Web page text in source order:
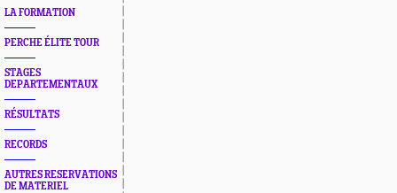
LA FORMATION
PERCHE ÉLITE TOUR
STAGES
DEPARTEMENTAUX
RÉSULTATS
RECORDS
AUTRES RESERVATIONS
DE MATERIEL